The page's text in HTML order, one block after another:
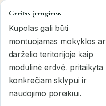
Greitas įrengimas
Kupolas gali būti
montuojamas mokyklos ar
darželio teritorijoje kaip
modulinė erdvė, pritaikyta
konkrečiam sklypui ir
naudojimo poreikiui.